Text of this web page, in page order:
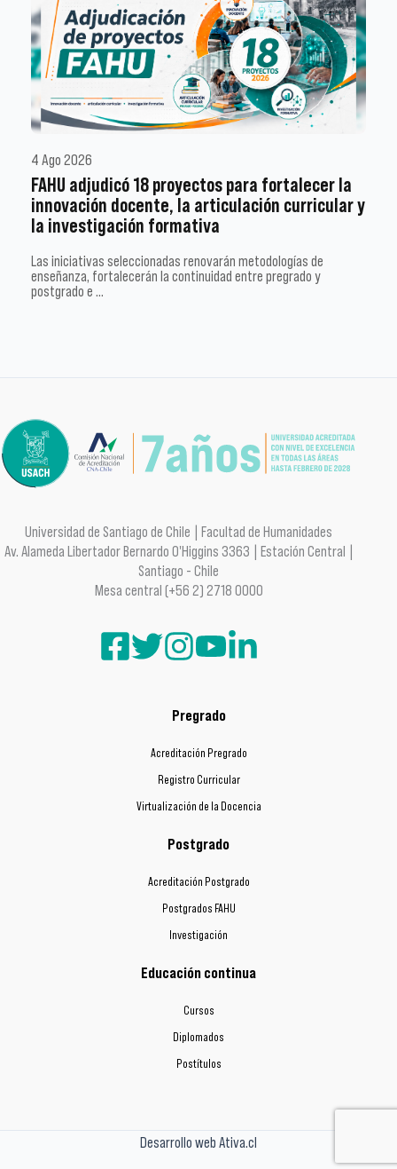
4 Ago 2026
FAHU adjudicó 18 proyectos para fortalecer la
innovación docente, la articulación curricular y
la investigación formativa
Las iniciativas seleccionadas renovarán metodologías de
enseñanza, fortalecerán la continuidad entre pregrado y
postgrado e …
Universidad de Santiago de Chile | Facultad de Humanidades
Av. Alameda Libertador Bernardo O'Higgins 3363 | Estación Central |
Santiago - Chile
Mesa central (+56 2) 2718 0000
Pregrado
Acreditación Pregrado
Registro Curricular
Virtualización de la Docencia
Postgrado
Acreditación Postgrado
Postgrados FAHU
Investigación
Educación continua
Cursos
Diplomados
Postítulos
Desarrollo web Ativa.cl